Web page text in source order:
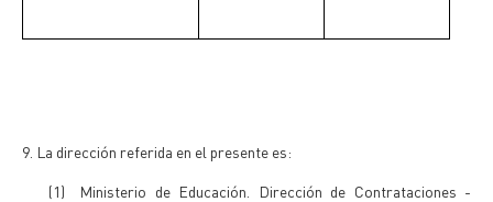
9. La dirección referida en el presente es:
(1)
Ministerio de Educación. Dirección de Contrataciones -